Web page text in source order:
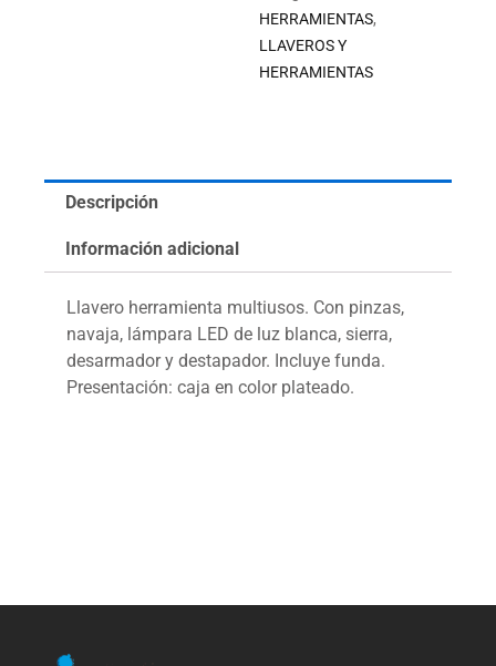
HERRAMIENTAS,
LLAVEROS Y
HERRAMIENTAS
Descripción
Información adicional
Llavero herramienta multiusos. Con pinzas,
navaja, lámpara LED de luz blanca, sierra,
desarmador y destapador. Incluye funda.
Presentación: caja en color plateado.